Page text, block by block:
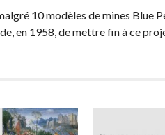
10 modèles de mines Blue
en 1958, de mettre fin à ce